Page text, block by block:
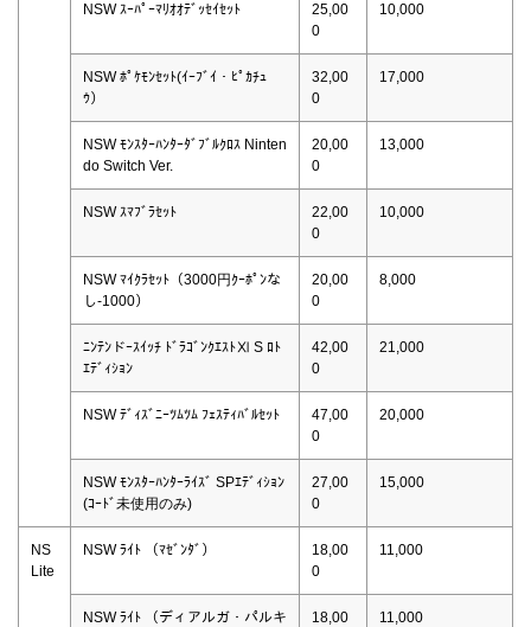
NSW ｽｰﾊﾟｰﾏﾘｵｵﾃﾞｯｾｲｾｯﾄ
25,00
0
10,000
NSW ﾎﾟｹﾓﾝｾｯﾄ(ｲｰﾌﾞｲ・ﾋﾟｶﾁｭ
ｳ）
32,00
0
17,000
NSW ﾓﾝｽﾀｰﾊﾝﾀｰﾀﾞﾌﾞﾙｸﾛｽ Ninten
do Switch Ver.
20,00
0
13,000
NSW ｽﾏﾌﾞﾗｾｯﾄ
22,00
0
10,000
NSW ﾏｲｸﾗｾｯﾄ（3000円ｸｰﾎﾟﾝな
し-1000）
20,00
0
8,000
ﾆﾝﾃﾝドｰｽｲｯﾁ ﾄﾞﾗｺﾞﾝｸｴｽﾄⅪ S ﾛﾄ
ｴﾃﾞｨｼｮﾝ
42,00
0
21,000
NSW ﾃﾞｨｽﾞﾆｰﾂﾑﾂﾑ ﾌｪｽﾃｨﾊﾞﾙｾｯﾄ
47,00
0
20,000
NSW ﾓﾝｽﾀｰﾊﾝﾀｰﾗｲｽﾞ SPｴﾃﾞｨｼｮﾝ
(ｺｰﾄﾞ未使用のみ)
27,00
0
15,000
NS
Lite
NSW ﾗｲﾄ （ﾏｾﾞﾝﾀﾞ）
18,00
0
11,000
NSW ﾗｲﾄ （ディアルガ・パルキ
18,00
11,000